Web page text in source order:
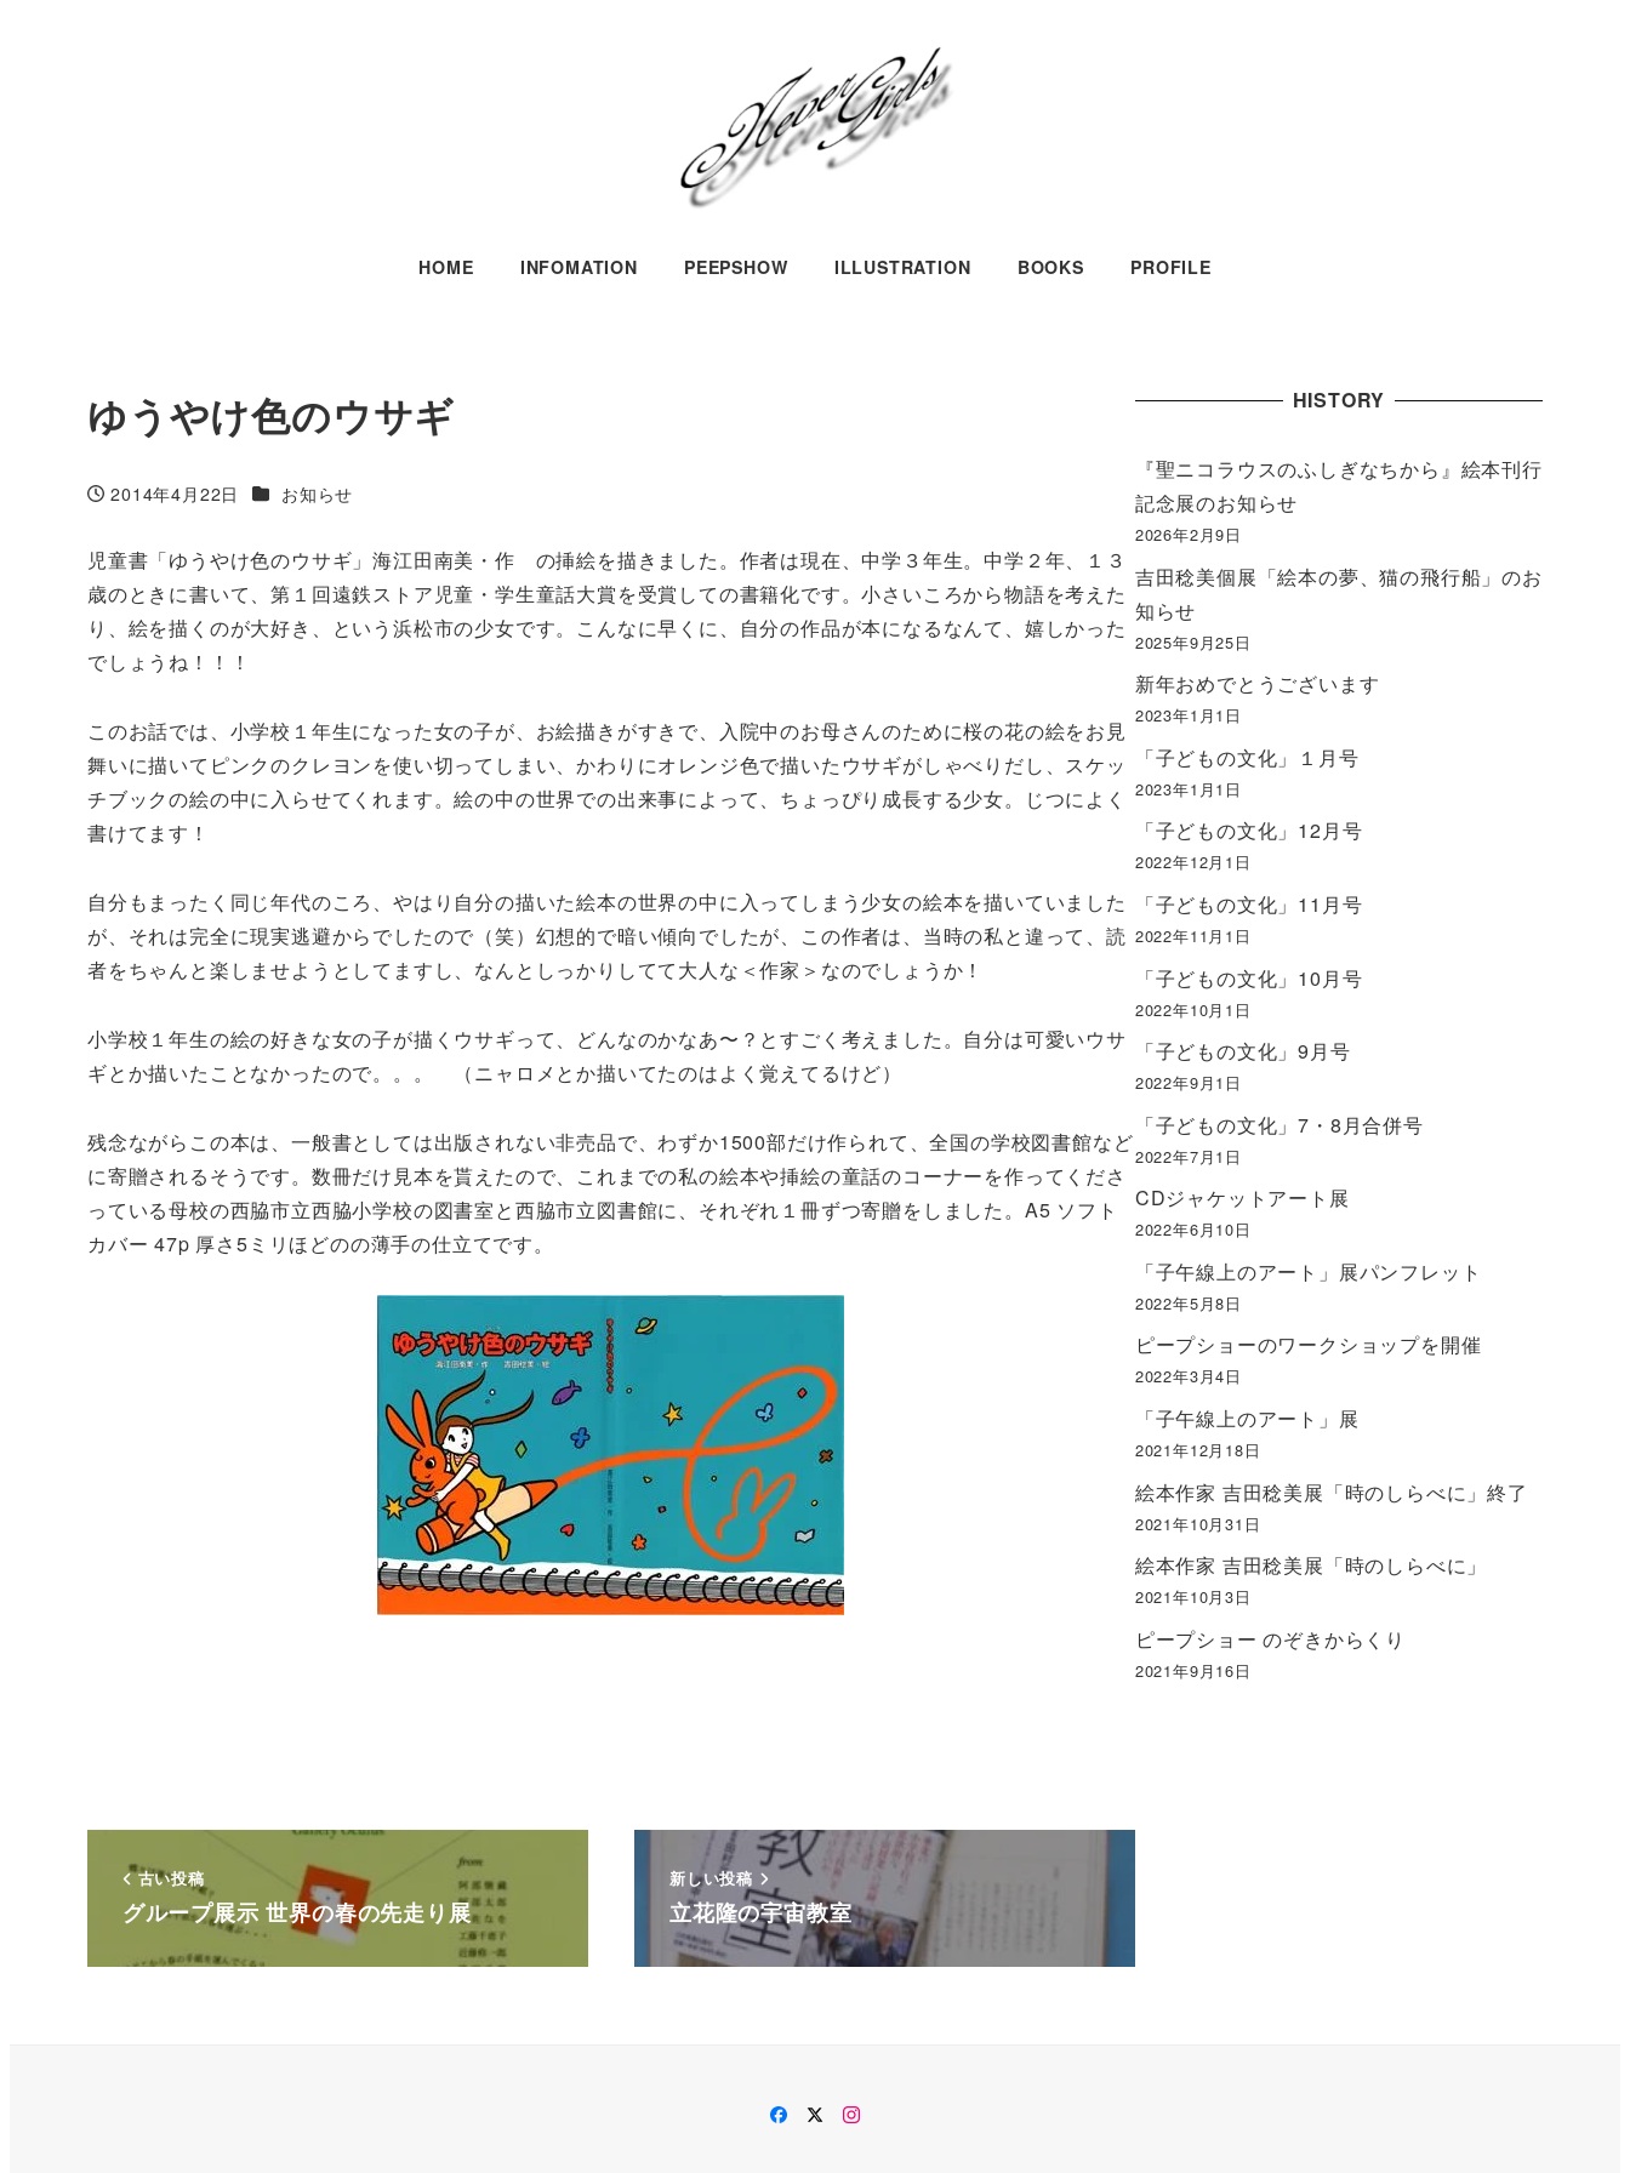
HOME INFOMATION PEEPSHOW ILLUSTRATION BOOKS PROFILE
ゆうやけ色のウサギ
投稿日
2014年4月22日 カテゴリー
お知らせ
児童書「ゆうやけ色のウサギ」海江田南美・作 の挿絵を描きました。作者は現在、中学３年生。中学２年、１３
歳のときに書いて、第１回遠鉄ストア児童・学生童話大賞を受賞しての書籍化です。小さいころから物語を考えた
り、絵を描くのが大好き、という浜松市の少女です。こんなに早くに、自分の作品が本になるなんて、嬉しかった
でしょうね！！！
このお話では、小学校１年生になった女の子が、お絵描きがすきで、入院中のお母さんのために桜の花の絵をお見
舞いに描いてピンクのクレヨンを使い切ってしまい、かわりにオレンジ色で描いたウサギがしゃべりだし、スケッ
チブックの絵の中に入らせてくれます。絵の中の世界での出来事によって、ちょっぴり成長する少女。じつによく
書けてます！
自分もまったく同じ年代のころ、やはり自分の描いた絵本の世界の中に入ってしまう少女の絵本を描いていました
が、それは完全に現実逃避からでしたので（笑）幻想的で暗い傾向でしたが、この作者は、当時の私と違って、読
者をちゃんと楽しませようとしてますし、なんとしっかりしてて大人な＜作家＞なのでしょうか！
小学校１年生の絵の好きな女の子が描くウサギって、どんなのかなあ〜？とすごく考えました。自分は可愛いウサ
ギとか描いたことなかったので。。。 （ニャロメとか描いてたのはよく覚えてるけど）
残念ながらこの本は、一般書としては出版されない非売品で、わずか1500部だけ作られて、全国の学校図書館など
に寄贈されるそうです。数冊だけ見本を貰えたので、これまでの私の絵本や挿絵の童話のコーナーを作ってくださ
っている母校の西脇市立西脇小学校の図書室と西脇市立図書館に、それぞれ１冊ずつ寄贈をしました。A5 ソフト
カバー 47p 厚さ5ミリほどのの薄手の仕立てです。
古い投稿
グループ展示 世界の春の先走り展
新しい投稿
立花隆の宇宙教室
HISTORY
『聖ニコラウスのふしぎなちから』絵本刊行
記念展のお知らせ
2026年2月9日
吉田稔美個展「絵本の夢、猫の飛行船」のお
知らせ
2025年9月25日
新年おめでとうございます
2023年1月1日
「子どもの文化」１月号
2023年1月1日
「子どもの文化」12月号
2022年12月1日
「子どもの文化」11月号
2022年11月1日
「子どもの文化」10月号
2022年10月1日
「子どもの文化」9月号
2022年9月1日
「子どもの文化」7・8月合併号
2022年7月1日
CDジャケットアート展
2022年6月10日
「子午線上のアート」展パンフレット
2022年5月8日
ピープショーのワークショップを開催
2022年3月4日
「子午線上のアート」展
2021年12月18日
絵本作家 吉田稔美展「時のしらべに」終了
2021年10月31日
絵本作家 吉田稔美展「時のしらべに」
2021年10月3日
ピープショー のぞきからくり
2021年9月16日
Facebook
TwitterInstagram